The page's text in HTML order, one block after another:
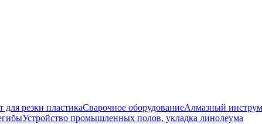
резки пластикаСварочное оборудованиеАлмазный
Устройство промышленных полов, укладка линолеума